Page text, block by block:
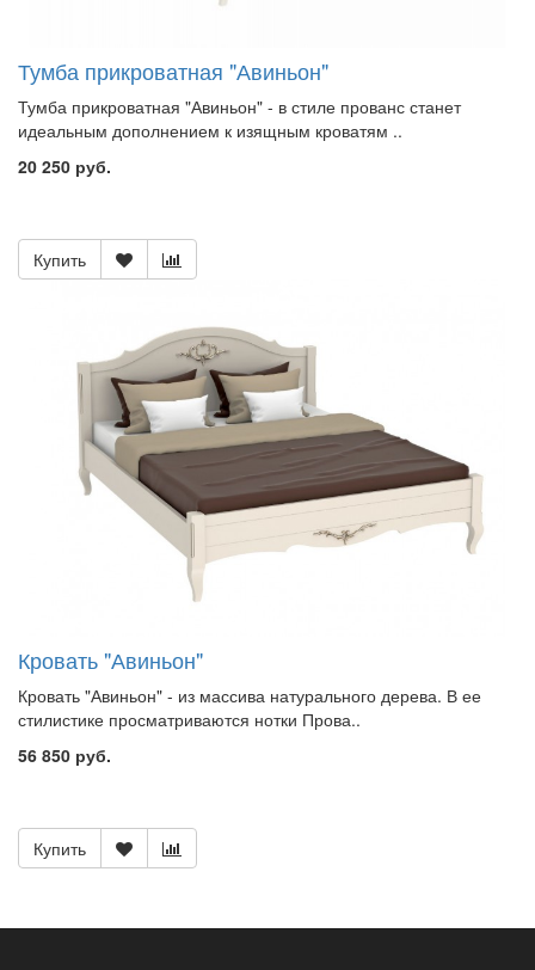
Тумба прикроватная "Авиньон"
Тумба прикроватная "Авиньон" - в стиле прованс станет
идеальным дополнением к изящным кроватям ..
20 250 руб.
Купить
Кровать "Авиньон"
Кровать "Авиньон" - из массива натурального дерева. В ее
стилистике просматриваются нотки Прова..
56 850 руб.
Купить